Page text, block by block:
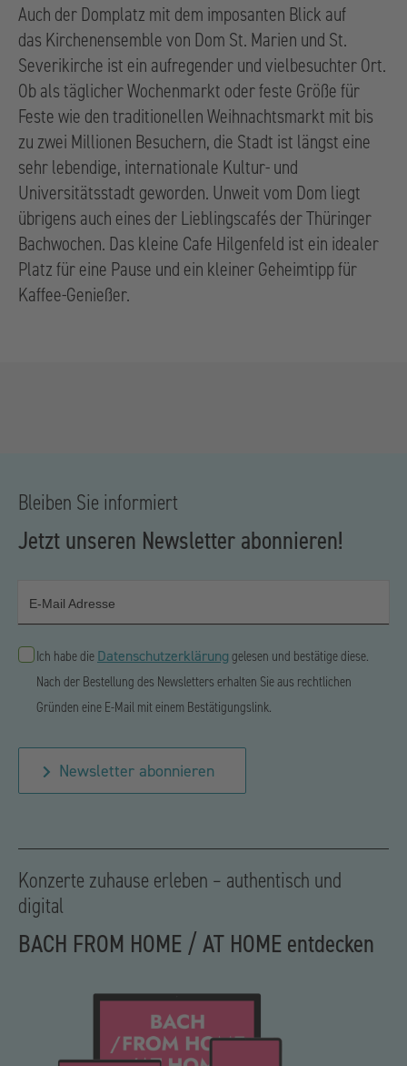
Auch der Domplatz mit dem imposanten Blick auf
das Kirchenensemble von Dom St. Marien und St.
Severikirche ist ein aufregender und vielbesuchter Ort.
Ob als täglicher Wochenmarkt oder feste Größe für
Feste wie den traditionellen Weihnachtsmarkt mit bis
zu zwei Millionen Besuchern, die Stadt ist längst eine
sehr lebendige, internationale Kultur- und
Universitätsstadt geworden. Unweit vom Dom liegt
übrigens auch eines der Lieblingscafés der Thüringer
Bachwochen. Das kleine Cafe Hilgenfeld ist ein idealer
Platz für eine Pause und ein kleiner Geheimtipp für
Kaffee-Genießer.
Bleiben Sie informiert
Jetzt unseren Newsletter abonnieren!
E-Mail Adresse
Ich habe die Datenschutzerklärung gelesen und bestätige diese.
Nach der Bestellung des Newsletters erhalten Sie aus rechtlichen
Gründen eine E-Mail mit einem Bestätigungslink.
Newsletter abonnieren
Konzerte zuhause erleben – authentisch und
digital
BACH FROM HOME / AT HOME entdecken